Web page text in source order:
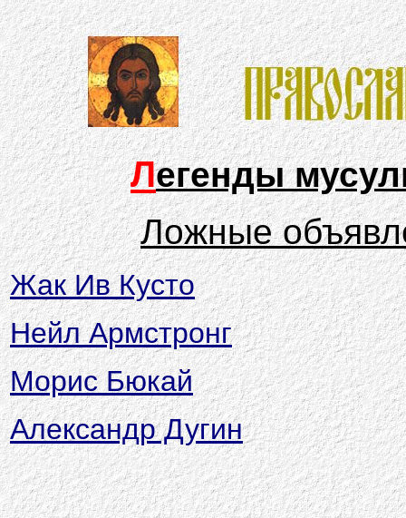
Легенды
Ложные
Жак Ив Кусто
Нейл Армстронг
Морис Бюкай
Александр Дугин